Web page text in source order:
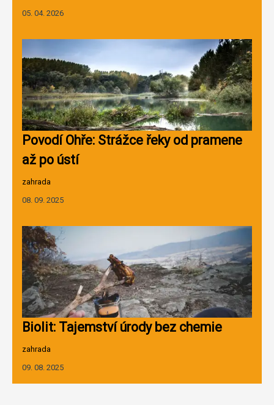
05. 04. 2026
Povodí Ohře: Strážce řeky od pramene
až po ústí
zahrada
08. 09. 2025
Biolit: Tajemství úrody bez chemie
zahrada
09. 08. 2025